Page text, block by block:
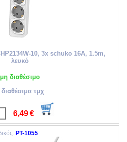
10, 3x schuko 16A, 1.5m,
λευκό
μη διαθέσιμο
διαθέσιμα τμχ
6,49 €
PT-1055